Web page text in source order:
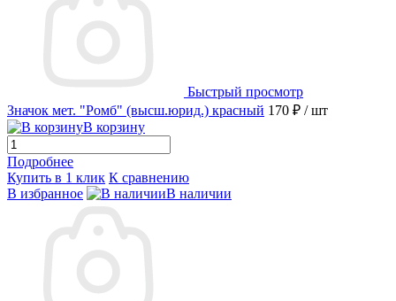
Быстрый просмотр
Значок мет. "Ромб" (высш.юрид.) красный 170 ₽ / шт
В корзину
Подробнее
Купить в 1 клик К сравнению
В избранное
В наличии